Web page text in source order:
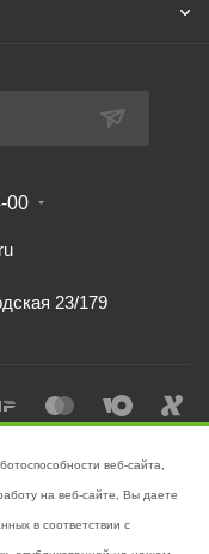
00
23/179
веб-сайта,
на веб-сайте, Вы даете
в соответствии с